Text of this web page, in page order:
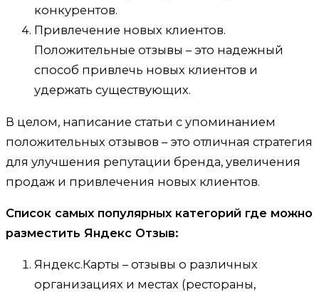
конкурентов.
Привлечение новых клиентов.
Положительные отзывы – это надежный
способ привлечь новых клиентов и
удержать существующих.
В целом, написание статьи с упоминанием
положительных отзывов – это отличная стратегия
для улучшения репутации бренда, увеличения
продаж и привлечения новых клиентов.
Список самых популярных категорий где можно
разместить Яндекс Отзыв:
Яндекс.Карты – отзывы о различных
организациях и местах (рестораны,